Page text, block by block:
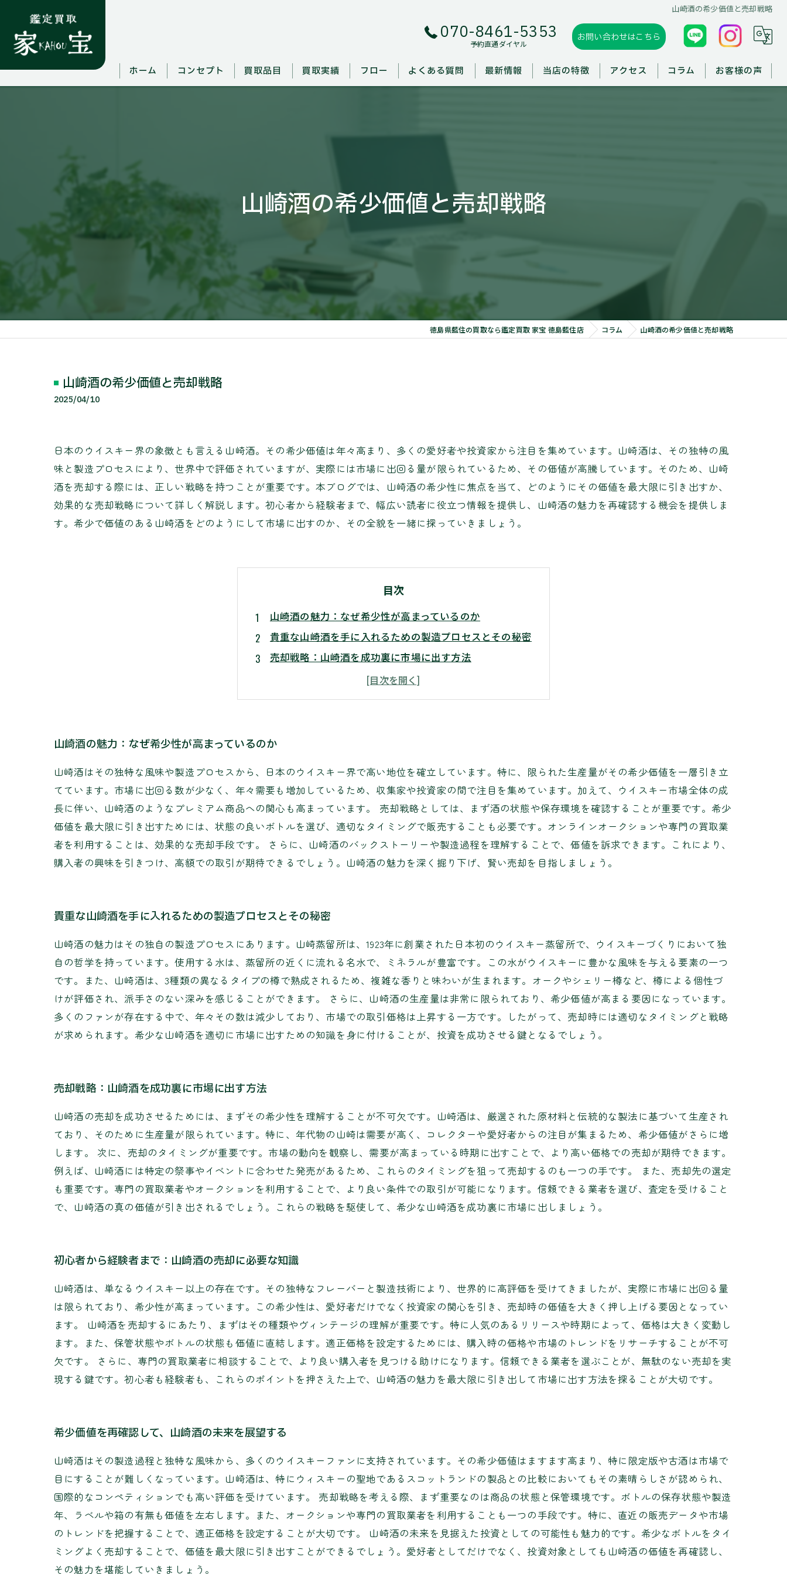
山崎酒の希少価値と売却戦略
070-8461-5353
予約直通ダイヤル
お問い合わせはこちら
ホーム コンセプト 買取品目 買取実績 フロー よくある質問 最新情報 当店の特徴
出張買取
アクセス コラム お客様の声
山崎酒の希少価値と売却戦略
徳島県藍住の買取なら鑑定買取 家宝 徳島藍住店 コラム 山崎酒の希少価値と売却戦略
山崎酒の希少価値と売却戦略
2025/04/10
日本のウイスキー界の象徴とも言える山崎酒。その希少価値は年々高まり、多くの愛好者や投資家から注目を集めています。山崎酒は、その独特の風
味と製造プロセスにより、世界中で評価されていますが、実際には市場に出回る量が限られているため、その価値が高騰しています。そのため、山崎
酒を売却する際には、正しい戦略を持つことが重要です。本ブログでは、山崎酒の希少性に焦点を当て、どのようにその価値を最大限に引き出すか、
効果的な売却戦略について詳しく解説します。初心者から経験者まで、幅広い読者に役立つ情報を提供し、山崎酒の魅力を再確認する機会を提供しま
す。希少で価値のある山崎酒をどのようにして市場に出すのか、その全貌を一緒に探っていきましょう。
目次
山崎酒の魅力：なぜ希少性が高まっているのか
貴重な山崎酒を手に入れるための製造プロセスとその秘密
売却戦略：山崎酒を成功裏に市場に出す方法
初心者から経験者まで：山崎酒の売却に必要な知識
希少価値を再確認して、山崎酒の未来を展望する
山崎酒の魅力：なぜ希少性が高まっているのか
山崎酒はその独特な風味や製造プロセスから、日本のウイスキー界で高い地位を確立しています。特に、限られた生産量がその希少価値を一層引き立
てています。市場に出回る数が少なく、年々需要も増加しているため、収集家や投資家の間で注目を集めています。加えて、ウイスキー市場全体の成
長に伴い、山崎酒のようなプレミアム商品への関心も高まっています。 売却戦略としては、まず酒の状態や保存環境を確認することが重要です。希少
価値を最大限に引き出すためには、状態の良いボトルを選び、適切なタイミングで販売することも必要です。オンラインオークションや専門の買取業
者を利用することは、効果的な売却手段です。 さらに、山崎酒のバックストーリーや製造過程を理解することで、価値を訴求できます。これにより、
購入者の興味を引きつけ、高額での取引が期待できるでしょう。山崎酒の魅力を深く掘り下げ、賢い売却を目指しましょう。
貴重な山崎酒を手に入れるための製造プロセスとその秘密
山崎酒の魅力はその独自の製造プロセスにあります。山崎蒸留所は、1923年に創業された日本初のウイスキー蒸留所で、ウイスキーづくりにおいて独
自の哲学を持っています。使用する水は、蒸留所の近くに流れる名水で、ミネラルが豊富です。この水がウイスキーに豊かな風味を与える要素の一つ
です。また、山崎酒は、3種類の異なるタイプの樽で熟成されるため、複雑な香りと味わいが生まれます。オークやシェリー樽など、樽による個性づ
けが評価され、派手さのない深みを感じることができます。 さらに、山崎酒の生産量は非常に限られており、希少価値が高まる要因になっています。
多くのファンが存在する中で、年々その数は減少しており、市場での取引価格は上昇する一方です。したがって、売却時には適切なタイミングと戦略
が求められます。希少な山崎酒を適切に市場に出すための知識を身に付けることが、投資を成功させる鍵となるでしょう。
売却戦略：山崎酒を成功裏に市場に出す方法
山崎酒の売却を成功させるためには、まずその希少性を理解することが不可欠です。山崎酒は、厳選された原材料と伝統的な製法に基づいて生産され
ており、そのために生産量が限られています。特に、年代物の山崎は需要が高く、コレクターや愛好者からの注目が集まるため、希少価値がさらに増
します。 次に、売却のタイミングが重要です。市場の動向を観察し、需要が高まっている時期に出すことで、より高い価格での売却が期待できます。
例えば、山崎酒には特定の祭事やイベントに合わせた発売があるため、これらのタイミングを狙って売却するのも一つの手です。 また、売却先の選定
も重要です。専門の買取業者やオークションを利用することで、より良い条件での取引が可能になります。信頼できる業者を選び、査定を受けること
で、山崎酒の真の価値が引き出されるでしょう。これらの戦略を駆使して、希少な山崎酒を成功裏に市場に出しましょう。
初心者から経験者まで：山崎酒の売却に必要な知識
山崎酒は、単なるウイスキー以上の存在です。その独特なフレーバーと製造技術により、世界的に高評価を受けてきましたが、実際に市場に出回る量
は限られており、希少性が高まっています。この希少性は、愛好者だけでなく投資家の関心を引き、売却時の価値を大きく押し上げる要因となってい
ます。 山崎酒を売却するにあたり、まずはその種類やヴィンテージの理解が重要です。特に人気のあるリリースや時期によって、価格は大きく変動し
ます。また、保管状態やボトルの状態も価値に直結します。適正価格を設定するためには、購入時の価格や市場のトレンドをリサーチすることが不可
欠です。 さらに、専門の買取業者に相談することで、より良い購入者を見つける助けになります。信頼できる業者を選ぶことが、無駄のない売却を実
現する鍵です。初心者も経験者も、これらのポイントを押さえた上で、山崎酒の魅力を最大限に引き出して市場に出す方法を探ることが大切です。
希少価値を再確認して、山崎酒の未来を展望する
山崎酒はその製造過程と独特な風味から、多くのウイスキーファンに支持されています。その希少価値はますます高まり、特に限定版や古酒は市場で
目にすることが難しくなっています。山崎酒は、特にウィスキーの聖地であるスコットランドの製品との比較においてもその素晴らしさが認められ、
国際的なコンペティションでも高い評価を受けています。 売却戦略を考える際、まず重要なのは商品の状態と保管環境です。ボトルの保存状態や製造
年、ラベルや箱の有無も価値を左右します。また、オークションや専門の買取業者を利用することも一つの手段です。特に、直近の販売データや市場
のトレンドを把握することで、適正価格を設定することが大切です。 山崎酒の未来を見据えた投資としての可能性も魅力的です。希少なボトルをタイ
ミングよく売却することで、価値を最大限に引き出すことができるでしょう。愛好者としてだけでなく、投資対象としても山崎酒の価値を再確認し、
その魅力を堪能していきましょう。